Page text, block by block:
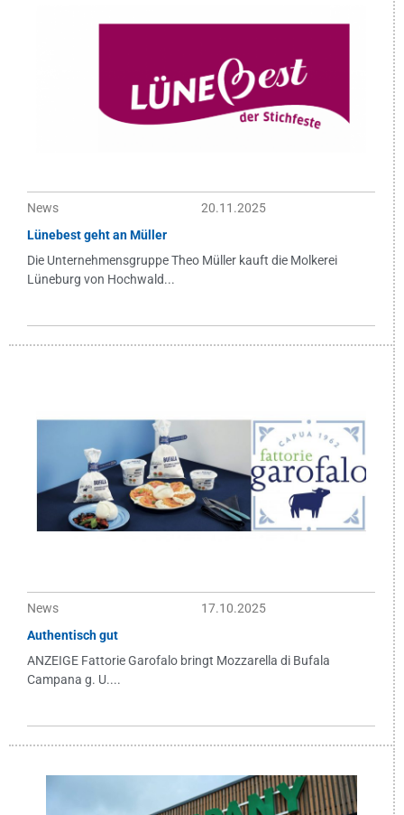
News
20.11.2025
Lünebest geht an Müller
Die Unternehmensgruppe Theo Müller kauft die Molkerei
Lüneburg von Hochwald...
News
17.10.2025
Authentisch gut
ANZEIGE Fattorie Garofalo bringt Mozzarella di Bufala
Campana g. U....